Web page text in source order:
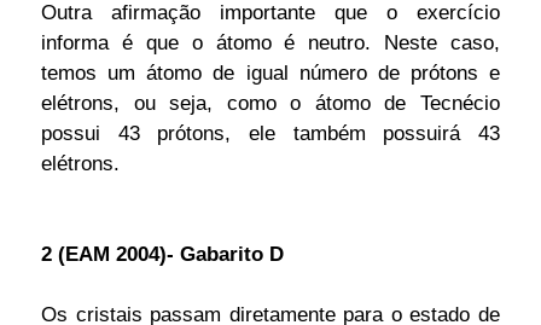
Outra afirmação importante que o exercício
informa é que o átomo é neutro. Neste caso,
temos um átomo de igual número de prótons e
elétrons, ou seja, como o átomo de Tecnécio
possui 43 prótons, ele também possuirá 43
elétrons.
2 (EAM 2004)- Gabarito D
Os cristais passam diretamente para o estado de